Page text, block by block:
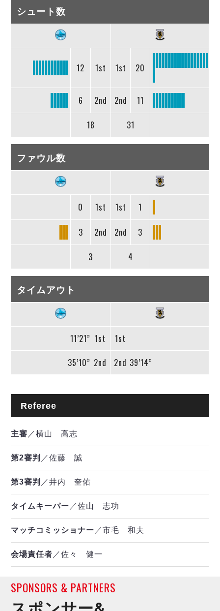
シュート数
12 1st 1st 20
6 2nd 2nd 11
18 31
ファウル数
0 1st 1st 1
3 2nd 2nd 3
3 4
タイムアウト
11’21” 1st 1st
35’10” 2nd 2nd 39’14”
Referee
主審 ／横山 高志
第2審判 ／佐藤 誠
第3審判 ／井内 奎佑
タイムキーパー ／佐山 志功
マッチコミッショナー ／市毛 和夫
会場責任者 ／佐々 健一
SPONSORS & PARTNERS